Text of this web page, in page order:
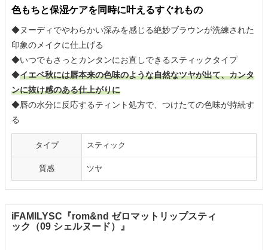
色もちと保湿ケアを同時に叶えるすぐれもの
◆ヌーディでやわらかい深みを感じる絶妙ブラウンが洗練された
印象のメイクに仕上げる
◆いつでもさっとカンタンにお直しできるスティックタイプ
◆イエベ秋には唇本来の色味のような自然なツヤが出て、カンタ
ンに抜け感のある仕上がりに
◆唇の水分に反応するティント処方で、つけたての色味が持続す
る
タイプ スティック
質感 ツヤ
iFAMILYSC『rom&nd ゼロマットリップスティ
ック（09 シェルヌード）』